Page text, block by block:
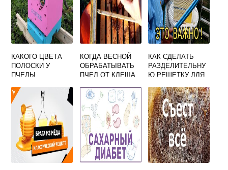
КАКОГО ЦВЕТА
ПОЛОСКИ У
ПЧЕЛЫ
КОГДА ВЕСНОЙ
ОБРАБАТЫВАТЬ
ПЧЕЛ ОТ КЛЕЩА
КАК СДЕЛАТЬ
РАЗДЕЛИТЕЛЬНУ
Ю РЕШЕТКУ ДЛЯ
РУКАМИ